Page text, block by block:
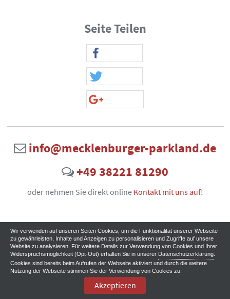
Seite Teilen
info@mecklenburger-parkland.de
+49 38221 81290
oder nehmen Sie direkt online Kontakt mit uns auf!
Wir verwenden auf unseren Seiten Cookies, um die Funktionalität unserer Webseite
zu gewährleisten, Inhalte und Anzeigen zu personalisieren und Zugriffe auf unsere
Website zu analysieren. Für weitere Details zur Verwendung von Cookies und Ihrer
Widerspruchsmöglichkeit (Opt-Out) erhalten Sie in unserer Datenschutzerklärung
Cookies sind bereits beim Aufrufen der Webseite aktiviert und durch die weitere
Nutzung der Webseite stimmen Sie der Verwendung von Cookies zu.
Akzeptieren